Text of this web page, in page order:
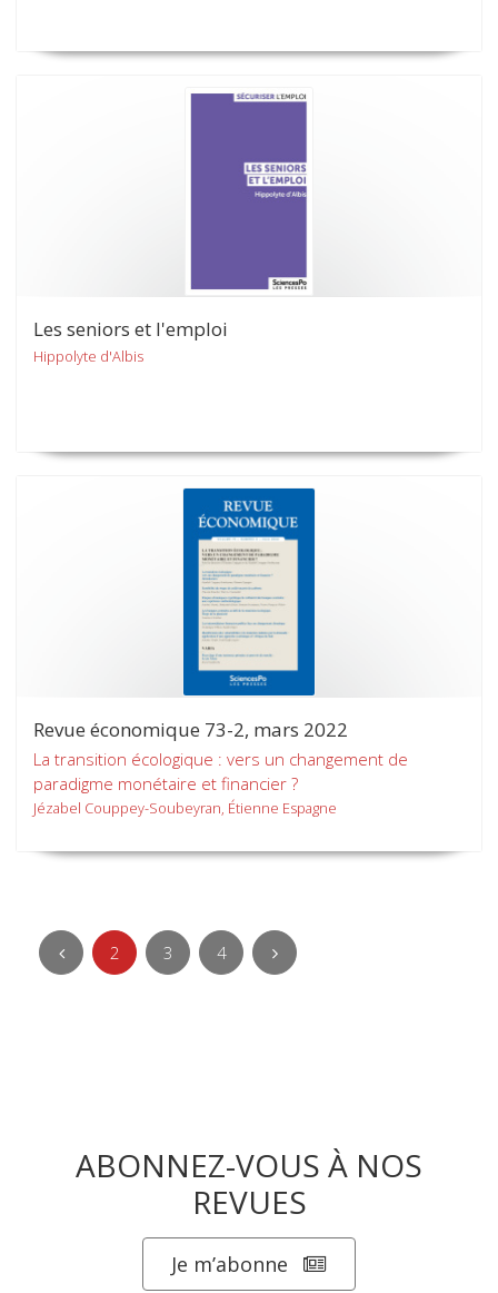
Les seniors et l'emploi
Hippolyte d'Albis
Revue économique 73-2, mars 2022
La transition écologique : vers un changement de
paradigme monétaire et financier ?
Jézabel Couppey-Soubeyran, Étienne Espagne
2 3 4
ABONNEZ-VOUS À NOS
REVUES
Je m’abonne